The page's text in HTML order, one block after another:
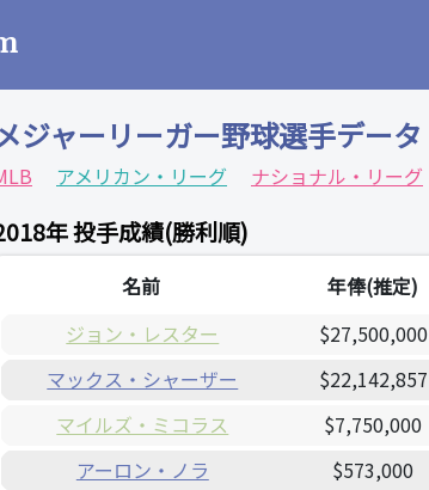
ジャーリーガー野球選手データ
アメリカン・リーグ ナショナル・リーグ
年 投手成績(勝利順)
名前 年俸(推定)
ジョン・レスター
$27,500,000
マックス・シャーザー
$22,142,857
マイルズ・ミコラス
$7,750,000
アーロン・ノラ
$573,000